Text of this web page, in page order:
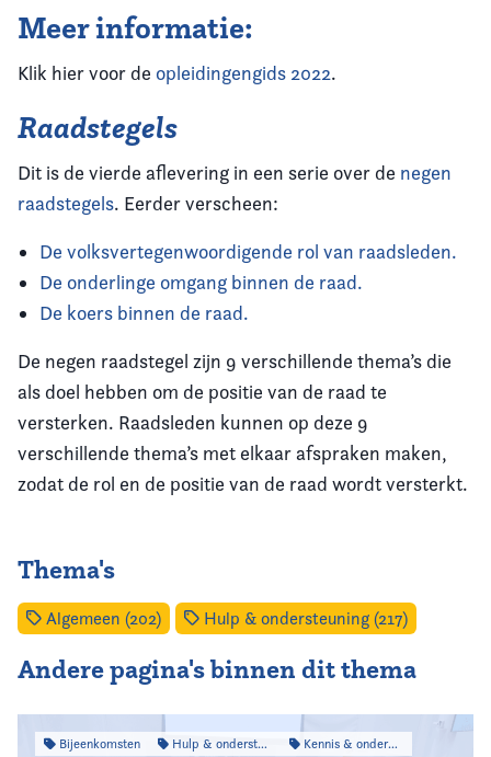
Meer informatie:
Klik hier voor de opleidingengids 2022.
Raadstegels
Dit is de vierde aflevering in een serie over de negen
raadstegels. Eerder verscheen:
De volksvertegenwoordigende rol van raadsleden.
De onderlinge omgang binnen de raad.
De koers binnen de raad.
De negen raadstegel zijn 9 verschillende thema’s die
als doel hebben om de positie van de raad te
versterken. Raadsleden kunnen op deze 9
verschillende thema’s met elkaar afspraken maken,
zodat de rol en de positie van de raad wordt versterkt.
Thema's
Algemeen (202) Hulp & ondersteuning (217)
Andere pagina's binnen dit thema
Bijeenkomsten Hulp & ondersteuning Kennis & onderzoek